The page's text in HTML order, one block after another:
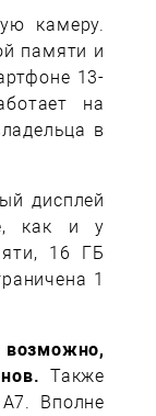
камеру.
памяти и
13-
на
в
дисплей
как и у
16 ГБ
1
возможно,
Также
Вполне